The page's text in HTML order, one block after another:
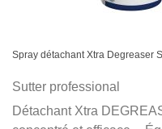
Spray détachant Xtra Degreaser
Sutter professional
Détachant Xtra